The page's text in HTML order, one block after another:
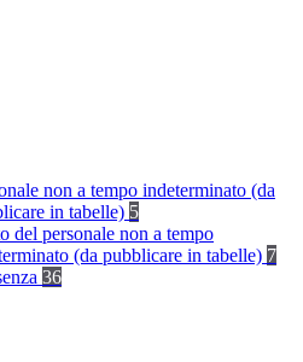
non a tempo indeterminato (da
in tabelle) 5
del personale non a tempo
(da pubblicare in tabelle) 7
36